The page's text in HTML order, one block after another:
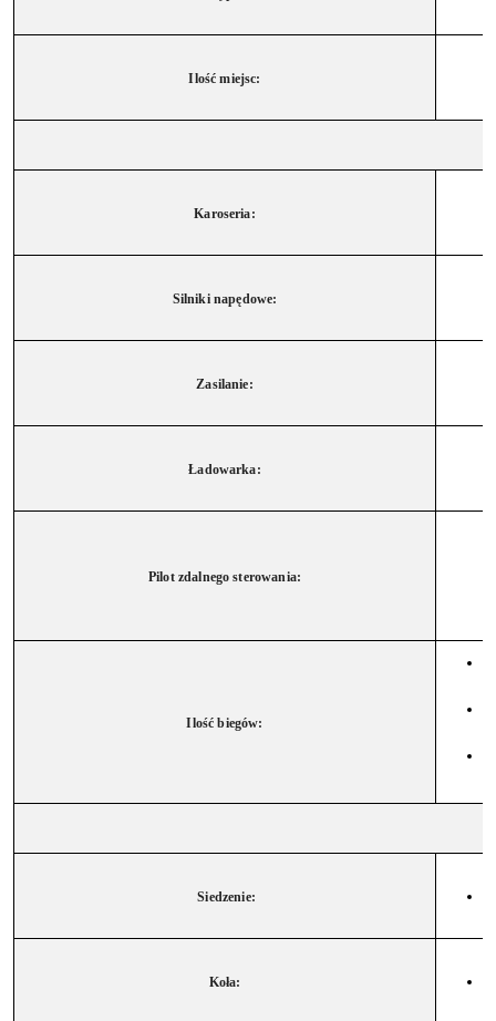
Ilość miejsc:
Karoseria:
Silniki napędowe:
Zasilanie:
Ładowarka:
Pilot zdalnego sterowania:
Ilość biegów:
Siedzenie:
Koła: